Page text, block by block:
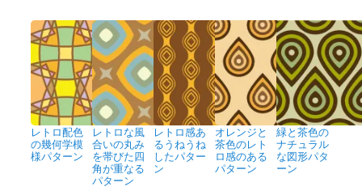
レトロ配色
の幾何学模
様パターン
レトロな風
合いの丸み
を帯びた四
角が重なる
パターン
レトロ感あ
るうねうね
したパター
ン
オレンジと
茶色のレト
ロ感のある
パターン
緑と茶色の
ナチュラル
な図形パタ
ーン